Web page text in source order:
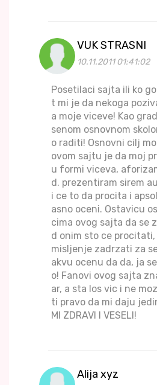
VUK STRASNI
10.11.2011 01:41:02
Posetilaci sajta ili ko
t mi je da nekoga
a moje viceve! Kao
senom osnovnom
o raditi! Osnovni cilj
ovom sajtu je da moj
u formi viceva,
d. prezentiram sirem
i ce to da procita i
asno oceni. Ostavicu
cima ovog sajta da se
d onim sto ce
misljenje zadrzati za
akvu ocenu da da, ja
o! Fanovi ovog sajta
ar, a sta los vic i ne
ti pravo da mi daju
MI ZDRAVI I VESELI!
Alija xyz